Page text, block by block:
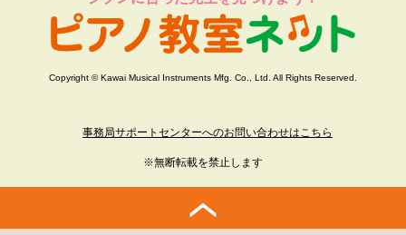
Copyright © Kawai Musical Instruments Mfg. Co., Ltd. All Rights Reserved.
事務局サポートセンターへのお問い合わせはこちら
※無断転載を禁止します